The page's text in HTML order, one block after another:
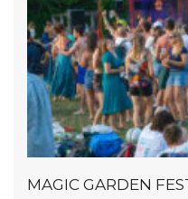
MAGIC GARDEN